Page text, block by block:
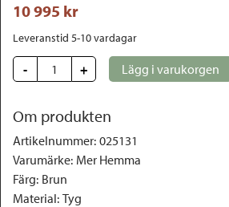
10 995 kr
Leveranstid 5-10 vardagar
- + Lägg i varukorgen
Om produkten
Artikelnummer: 025131
Varumärke: Mer Hemma
Färg: Brun
Material: Tyg